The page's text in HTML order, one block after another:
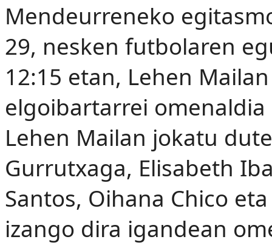
Mendeurreneko
29, nesken futbolaren
12:15 etan, Lehen
elgoibartarrei omenaldia
Lehen Mailan jokatu
Gurrutxaga, Elisabeth
Santos, Oihana Chico
izango dira igandean